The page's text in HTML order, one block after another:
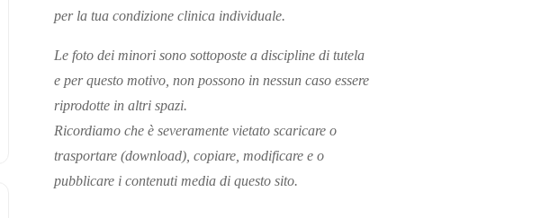
per la tua condizione clinica individuale.
Le foto dei minori sono sottoposte a discipline di tutela
e per questo motivo, non possono in nessun caso essere
riprodotte in altri spazi.
Ricordiamo che è severamente vietato scaricare o
trasportare (download), copiare, modificare e o
pubblicare i contenuti media di questo sito.